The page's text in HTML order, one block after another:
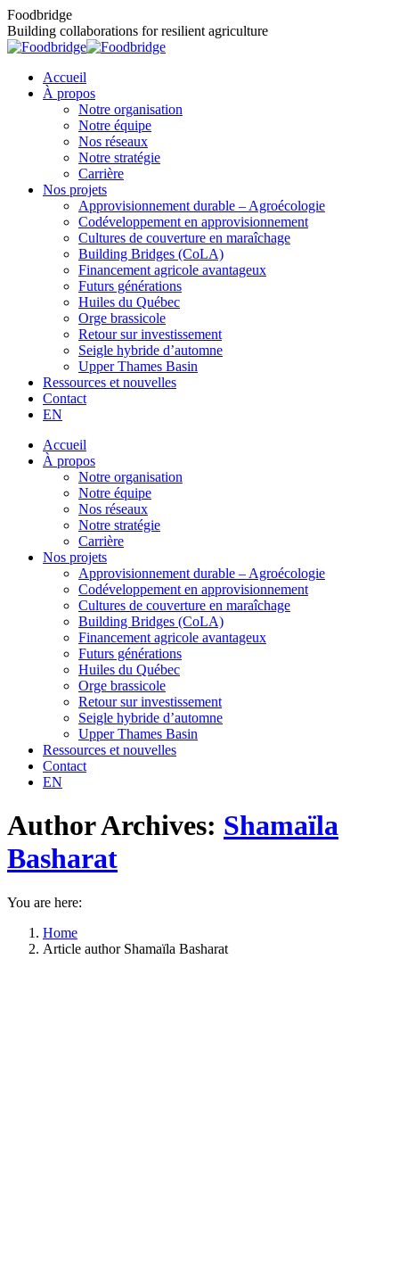
Skip
to
content
Foodbridge
Building collaborations for resilient agriculture
Accueil
À propos
Notre organisation
Notre équipe
Nos réseaux
Notre stratégie
Carrière
Nos projets
Approvisionnement durable – Agroécologie
Codéveloppement en approvisionnement
Cultures de couverture en maraîchage
Building Bridges (CoLA)
Financement agricole avantageux
Futurs générations
Huiles du Québec
Orge brassicole
Retour sur investissement
Seigle hybride d’automne
Upper Thames Basin
Ressources et nouvelles
Contact
EN
Accueil
À propos
Notre organisation
Notre équipe
Nos réseaux
Notre stratégie
Carrière
Nos projets
Approvisionnement durable – Agroécologie
Codéveloppement en approvisionnement
Cultures de couverture en maraîchage
Building Bridges (CoLA)
Financement agricole avantageux
Futurs générations
Huiles du Québec
Orge brassicole
Retour sur investissement
Seigle hybride d’automne
Upper Thames Basin
Ressources et nouvelles
Contact
EN
Author Archives: Shamaïla
Basharat
You are here:
Home
Article author Shamaïla Basharat